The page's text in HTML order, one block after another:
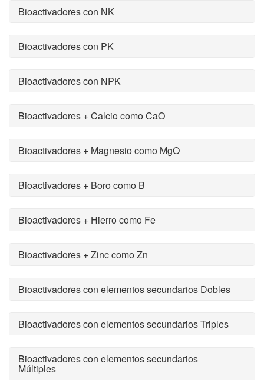
Bioactivadores con NK
Bioactivadores con PK
Bioactivadores con NPK
Bioactivadores + Calcio como CaO
Bioactivadores + Magnesio como MgO
Bioactivadores + Boro como B
Bioactivadores + Hierro como Fe
Bioactivadores + Zinc como Zn
Bioactivadores con elementos secundarios Dobles
Bioactivadores con elementos secundarios Triples
Bioactivadores con elementos secundarios
Múltiples